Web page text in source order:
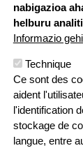
nabigazioa
helburu
Informazio
Technique
Ce sont des
aident
l'identification
stockage de
langue, entre